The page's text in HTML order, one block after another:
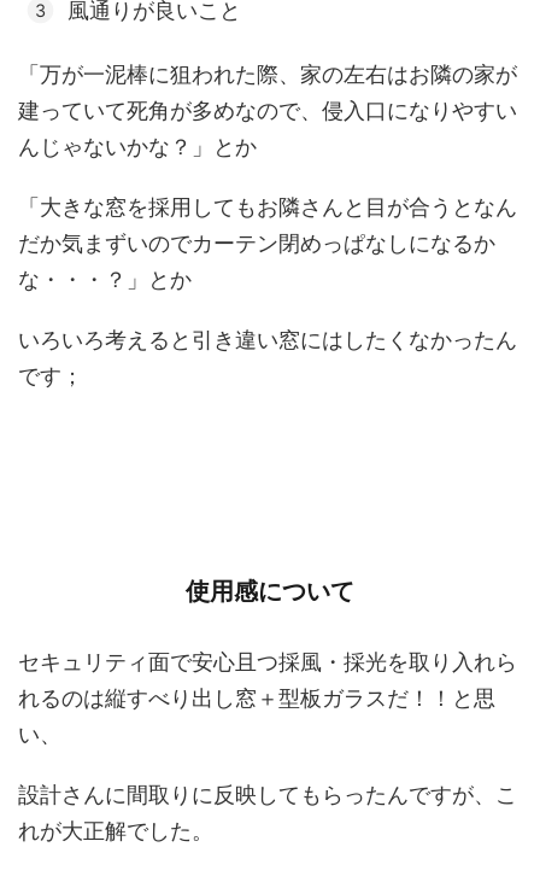
風通りが良いこと
「万が一泥棒に狙われた際、家の左右はお隣の家が
建っていて死角が多めなので、侵入口になりやすい
んじゃないかな？」とか
「大きな窓を採用してもお隣さんと目が合うとなん
だか気まずいのでカーテン閉めっぱなしになるか
な・・・？」とか
いろいろ考えると引き違い窓にはしたくなかったん
です；
使用感について
セキュリティ面で安心且つ採風・採光を取り入れら
れるのは縦すべり出し窓＋型板ガラスだ！！と思
い、
設計さんに間取りに反映してもらったんですが、こ
れが大正解でした。